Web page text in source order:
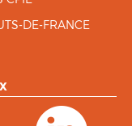
DE-FRANCE